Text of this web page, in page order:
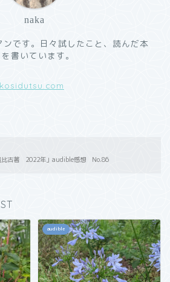
naka
です。日々試したこと、読んだ本
書いています。
比古著 2022年」audible感想 No.86
audible